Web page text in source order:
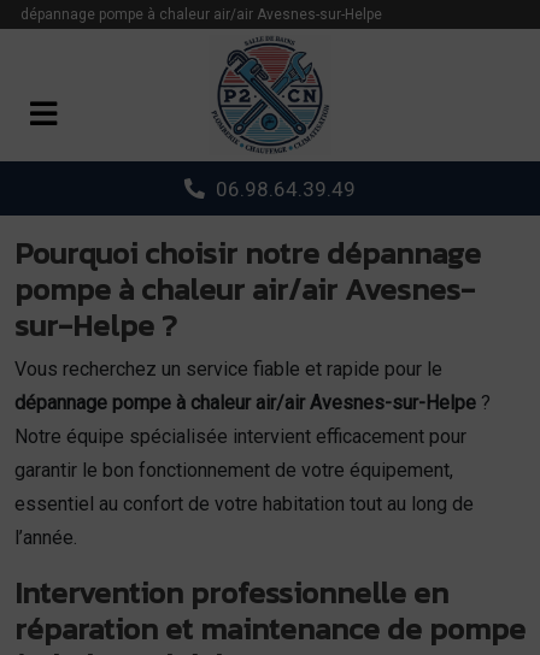
dépannage pompe à chaleur air/air Avesnes-sur-Helpe
06.98.64.39.49
Pourquoi choisir notre dépannage
pompe à chaleur air/air Avesnes-
sur-Helpe ?
Vous recherchez un service fiable et rapide pour le
dépannage pompe à chaleur air/air Avesnes-sur-Helpe ?
Notre équipe spécialisée intervient efficacement pour
garantir le bon fonctionnement de votre équipement,
essentiel au confort de votre habitation tout au long de
l’année.
Intervention professionnelle en
réparation et maintenance de pompe
Panneau de gestion des cookies